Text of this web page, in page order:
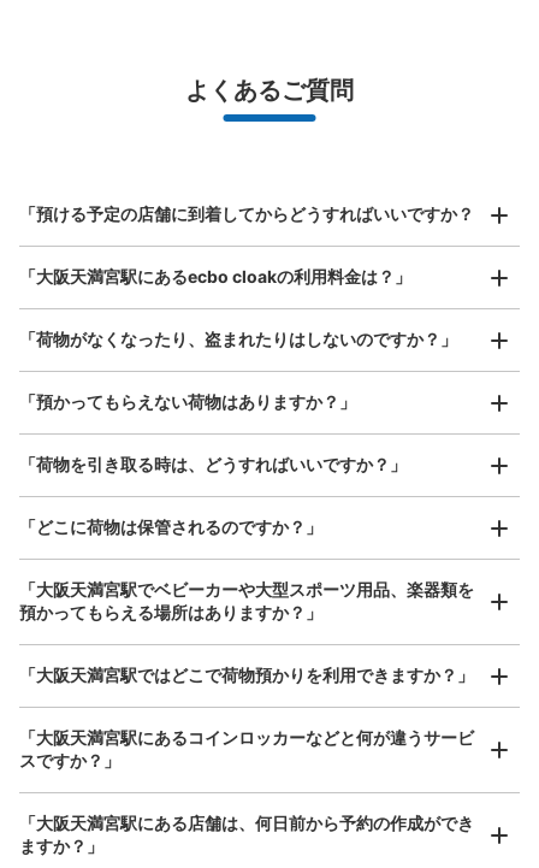
JR 東西線大阪天満宮駅駅から徒歩分
本日の営業時間: 06:00 〜 23:00
改札から地下鉄のりばの方に行くとある。 コインのいら
ないロッカー pikuraku 冷蔵専用あり→1500円
小:21/ ¥900
支払い方法
このコインロッカーの位置を見る
大阪メトロ谷町線・堺筋線南森町駅東改札
外コインロッカー①
大阪メトロ谷町線、堺筋線南森町駅駅から徒歩分
スマホからお店と日時を
指定して事前予約
お店で荷物の写真を
全国1,000箇所以上と提携
好立地 / 好条件店舗も多数
最大辺が45cm未満の大きさのお荷物（リュック、ハンド
バッグ、お手荷物など）
¥800/ 日
器、ベビーカーなど）
よくあるご質問
「預ける予定の店舗に到着してからどうすればいいですか？
「大阪天満宮駅にあるecbo cloakの利用料金は？」
「荷物がなくなったり、盗まれたりはしないのですか？」
「預かってもらえない荷物はありますか？」
「荷物を引き取る時は、どうすればいいですか？」
「どこに荷物は保管されるのですか？」
「大阪天満宮駅でベビーカーや大型スポーツ用品、楽器類を
預かってもらえる場所はありますか？」
「大阪天満宮駅ではどこで荷物預かりを利用できますか？」
「大阪天満宮駅にあるコインロッカーなどと何が違うサービ
スですか？」
「大阪天満宮駅にある店舗は、何日前から予約の作成ができ
ますか？」